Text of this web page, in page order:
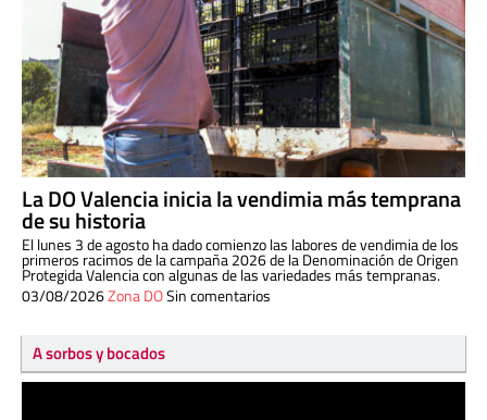
La DO Valencia inicia la vendimia más temprana
de su historia
El lunes 3 de agosto ha dado comienzo las labores de vendimia de los
primeros racimos de la campaña 2026 de la Denominación de Origen
Protegida Valencia con algunas de las variedades más tempranas.
03/08/2026Zona DOSin comentarios
A sorbos y bocados